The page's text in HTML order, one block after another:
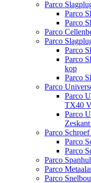
Parco
Parco
Parco
Parco
Parco
Parco
Parco
kop
Parco
Parco
Parco
TX40
Parco
Parco
Parco
Parco
Parco
Parco
Parco